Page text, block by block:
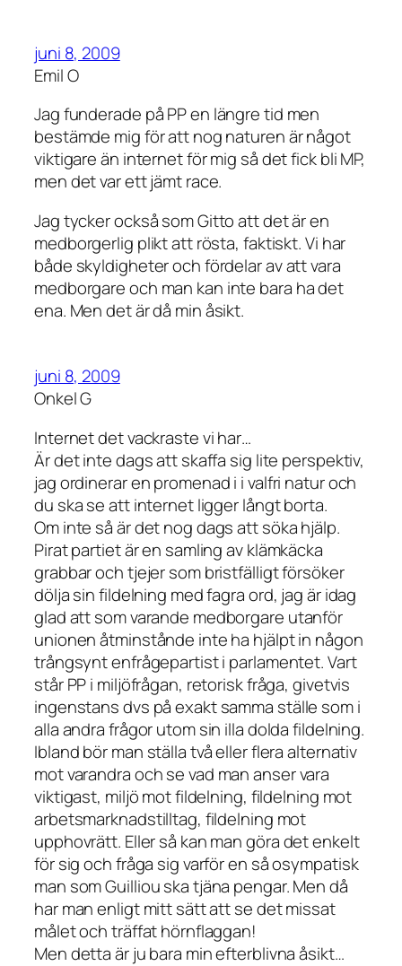
juni 8, 2009
Emil O
Jag funderade på PP en längre tid men
bestämde mig för att nog naturen är något
viktigare än internet för mig så det fick bli MP,
men det var ett jämt race.
Jag tycker också som Gitto att det är en
medborgerlig plikt att rösta, faktiskt. Vi har
både skyldigheter och fördelar av att vara
medborgare och man kan inte bara ha det
ena. Men det är då min åsikt.
juni 8, 2009
Onkel G
Internet det vackraste vi har…
Är det inte dags att skaffa sig lite perspektiv,
jag ordinerar en promenad i i valfri natur och
du ska se att internet ligger långt borta.
Om inte så är det nog dags att söka hjälp.
Pirat partiet är en samling av klämkäcka
grabbar och tjejer som bristfälligt försöker
dölja sin fildelning med fagra ord, jag är idag
glad att som varande medborgare utanför
unionen åtminstånde inte ha hjälpt in någon
trångsynt enfrågepartist i parlamentet. Vart
står PP i miljöfrågan, retorisk fråga, givetvis
ingenstans dvs på exakt samma ställe som i
alla andra frågor utom sin illa dolda fildelning.
Ibland bör man ställa två eller flera alternativ
mot varandra och se vad man anser vara
viktigast, miljö mot fildelning, fildelning mot
arbetsmarknadstilltag, fildelning mot
upphovrätt. Eller så kan man göra det enkelt
för sig och fråga sig varför en så osympatisk
man som Guilliou ska tjäna pengar. Men då
har man enligt mitt sätt att se det missat
målet och träffat hörnflaggan!
Men detta är ju bara min efterblivna åsikt…